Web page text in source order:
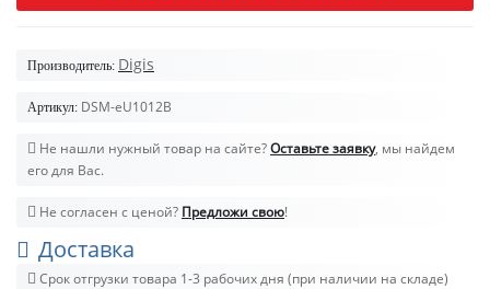
Производитель: Digis
Артикул: DSM-eU1012B
Не нашли нужный товар на сайте?Оставьте заявку, мы найдем
его для Вас.
Не согласен с ценой? Предложи свою!
Доставка
Срок отгрузки товара 1-3 рабочих дня (при наличии на складе)